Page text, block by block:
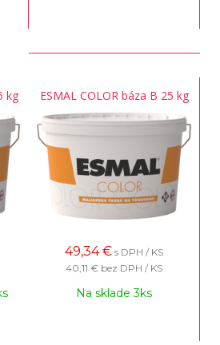
kg ESMAL COLOR báza B 25 kg
49,34 € s DPH / KS
40,11 € bez DPH / KS
Na sklade 3ks